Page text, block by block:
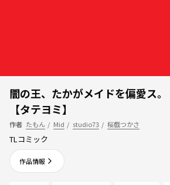
闇の王、たかがメイドを偏愛ス。
【タテヨミ】
作者 たもん / Mid / studio73 / 桜戯つかさ
TLコミック
作品情報